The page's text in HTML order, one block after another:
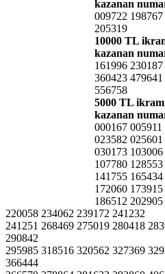
kazanan
009722 198767
205319
10000 TL
kazanan
161996 230187
360423 479641
556758
5000 TL
kazanan
000167 005911
023582 025601
030173 103006
107780 128553
141755 165434
172060 173915
186512 202905
220058 234062 239172 241232
241251 268469 275019 280418
290842
295985 318516 320562 327369
366444